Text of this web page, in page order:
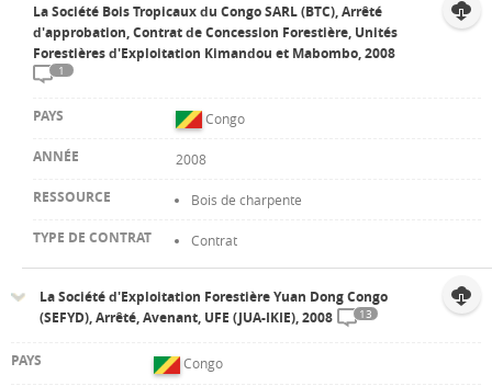
La Société Bois Tropicaux du Congo SARL (BTC), Arrêté
d'approbation, Contrat de Concession Forestière, Unités
Forestières d'Exploitation Kimandou et Mabombo, 2008
1
Congo
2008
Bois de charpente
Contrat
La Société d'Exploitation Forestière Yuan Dong Congo
(SEFYD), Arrêté, Avenant, UFE (JUA-IKIE), 2008
13
Congo